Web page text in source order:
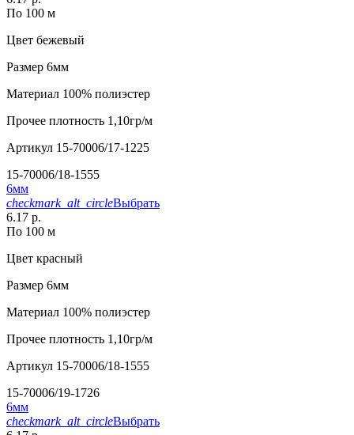
По 100 м
Цвет бежевый
Размер 6мм
Материал 100% полиэстер
Прочее плотность 1,10гр/м
Артикул 15-70006/17-1225
15-70006/18-1555
6мм
checkmark_alt_circleВыбрать
6.17 р.
По 100 м
Цвет красный
Размер 6мм
Материал 100% полиэстер
Прочее плотность 1,10гр/м
Артикул 15-70006/18-1555
15-70006/19-1726
6мм
checkmark_alt_circleВыбрать